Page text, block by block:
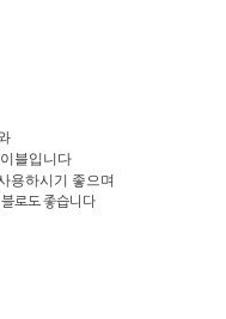
블입니다
용하시기 좋으며
로도 좋습니다